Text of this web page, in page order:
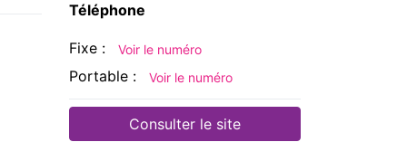
Téléphone
Fixe : Voir le numéro
Portable : Voir le numéro
Consulter le site